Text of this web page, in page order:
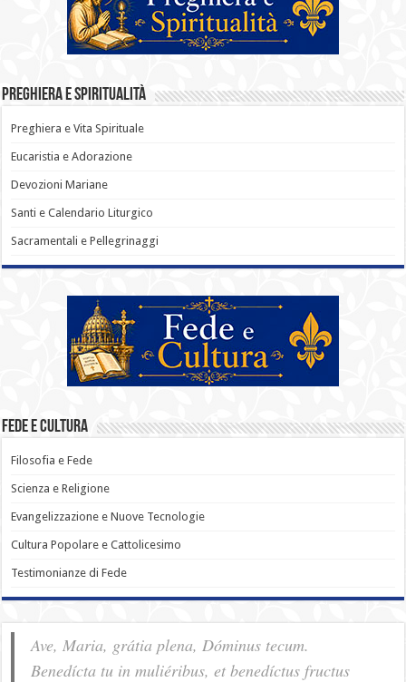
Preghiera e Spiritualità
Preghiera e Vita Spirituale
Eucaristia e Adorazione
Devozioni Mariane
Santi e Calendario Liturgico
Sacramentali e Pellegrinaggi
Fede e Cultura
Filosofia e Fede
Scienza e Religione
Evangelizzazione e Nuove Tecnologie
Cultura Popolare e Cattolicesimo
Testimonianze di Fede
Ave, Maria, grátia plena, Dóminus tecum.
Benedícta tu in muliéribus, et benedíctus fructus